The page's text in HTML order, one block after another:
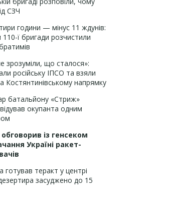
СЗЧ
години — мінус 11 ждунів:
ї бригади розчистили
зрозуміли, що сталося»:
російську ІПСО та взяли
Костянтинівському напрямку
батальйону «Стриж»
окупанта одним
із генсеком
Україні ракет-
готував теракт у центрі
засуджено до 15